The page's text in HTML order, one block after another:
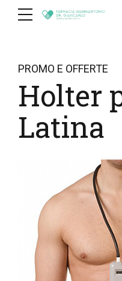
PROMO E OFFERTE
Holter
Latina